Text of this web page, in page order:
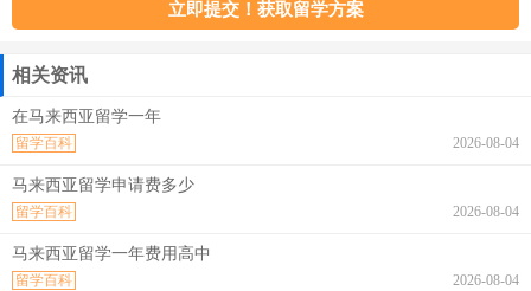
相关资讯
在马来西亚留学一年
2026-08-04
留学百科
马来西亚留学申请费多少
2026-08-04
留学百科
马来西亚留学一年费用高中
2026-08-04
留学百科